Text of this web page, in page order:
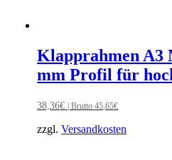
Klapprahmen A3
mm Profil für
38,36€ | Brutto45,65€
zzgl.Versandkosten